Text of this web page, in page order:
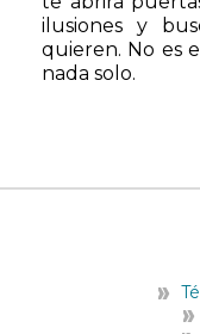
ilusiones y
quieren. No es
nada solo.